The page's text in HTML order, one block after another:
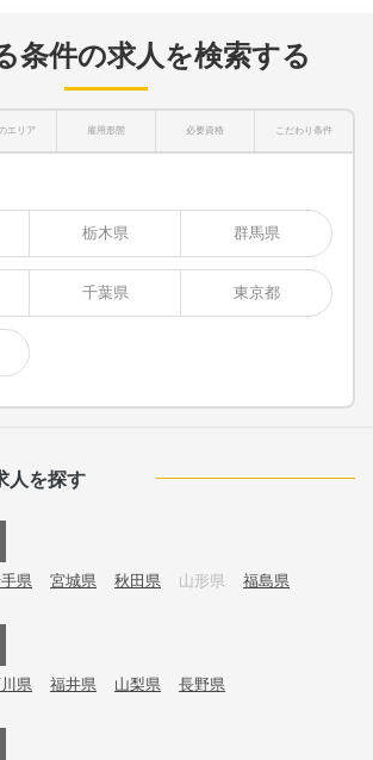
条件の求人を検索する
エリア 雇用形態 必要資格 こだわり条件
栃木県 群馬県
千葉県 東京都
人を探す
県 宮城県 秋田県 山形県 福島県
県 福井県 山梨県 長野県